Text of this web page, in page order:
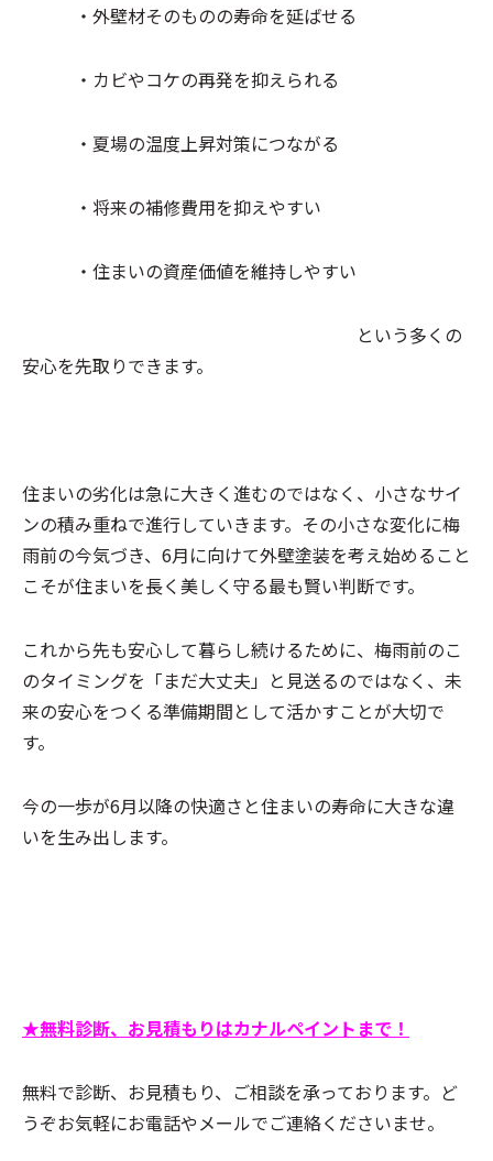
・外壁材そのものの寿命を延ばせる
・カビやコケの再発を抑えられる
・夏場の温度上昇対策につながる
・将来の補修費用を抑えやすい
・住まいの資産価値を維持しやすい
という多くの
安心を先取りできます。
住まいの劣化は急に大きく進むのではなく、小さなサイ
ンの積み重ねで進行していきます。その小さな変化に梅
雨前の今気づき、6月に向けて外壁塗装を考え始めること
こそが住まいを長く美しく守る最も賢い判断です。
これから先も安心して暮らし続けるために、梅雨前のこ
のタイミングを「まだ大丈夫」と見送るのではなく、未
来の安心をつくる準備期間として活かすことが大切で
す。
今の一歩が6月以降の快適さと住まいの寿命に大きな違
いを生み出します。
★無料診断、お見積もりはカナルペイントまで！
無料で診断、お見積もり、ご相談を承っております。ど
うぞお気軽にお電話やメールでご連絡くださいませ。